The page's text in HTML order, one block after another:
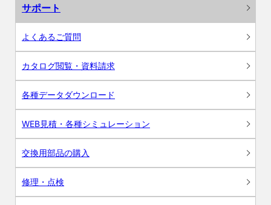
サポート
よくあるご質問
カタログ閲覧・資料請求
各種データダウンロード
WEB見積・各種シミュレーション
交換用部品の購入
修理・点検